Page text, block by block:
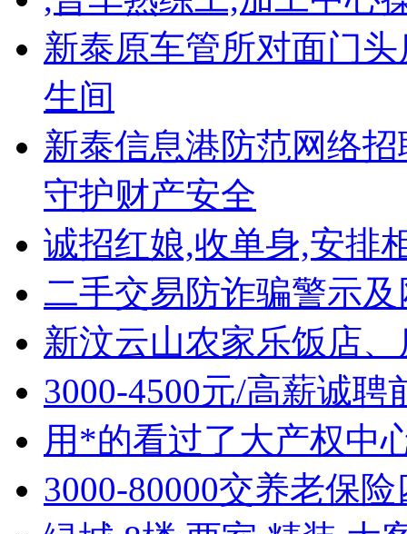
新泰原车管所对面门
生间
新泰信息港防范网络
守护财产安全
诚招红娘,收单身,安排
二手交易防诈骗警示
新汶云山农家乐饭店
3000-4500元/高薪诚聘
用*的看过了大产权中
3000-80000交养老保